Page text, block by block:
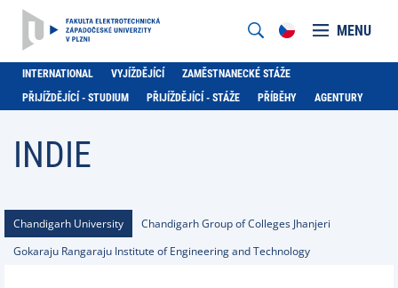
MENU
INTERNATIONAL VYJÍŽDĚJÍCÍ
ZAMĚSTNANECKÉ STÁŽE
PŘIJÍŽDĚJÍCÍ - STUDIUM
PŘIJÍŽDĚJÍCÍ - STÁŽE PŘÍBĚHY AGENTURY
INDIE
Chandigarh University
Chandigarh Group of Colleges Jhanjeri
Gokaraju Rangaraju Institute of Engineering and Technology